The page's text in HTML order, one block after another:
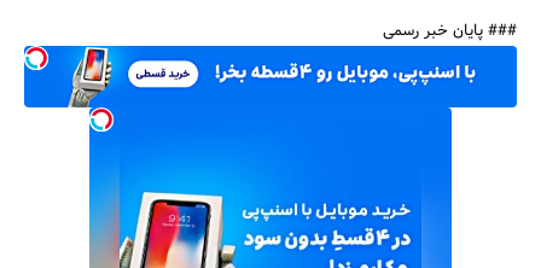
### پایان خبر رسمی